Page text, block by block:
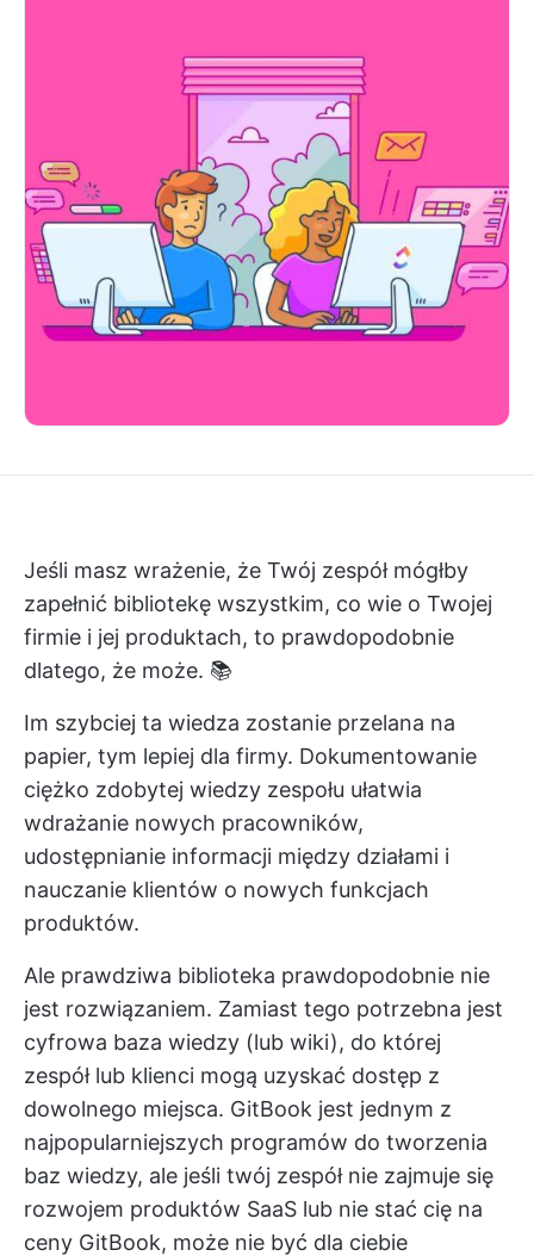
Jeśli masz wrażenie, że Twój zespół mógłby
zapełnić bibliotekę wszystkim, co wie o Twojej
firmie i jej produktach, to prawdopodobnie
dlatego, że może. 📚
Im szybciej ta wiedza zostanie przelana na
papier, tym lepiej dla firmy. Dokumentowanie
ciężko zdobytej wiedzy zespołu ułatwia
wdrażanie nowych pracowników,
udostępnianie informacji między działami i
nauczanie klientów o nowych funkcjach
produktów.
Ale prawdziwa biblioteka prawdopodobnie nie
jest rozwiązaniem. Zamiast tego potrzebna jest
cyfrowa baza wiedzy (lub wiki), do której
zespół lub klienci mogą uzyskać dostęp z
dowolnego miejsca. GitBook jest jednym z
najpopularniejszych programów do tworzenia
baz wiedzy, ale jeśli twój zespół nie zajmuje się
rozwojem produktów SaaS lub nie stać cię na
ceny GitBook, może nie być dla ciebie